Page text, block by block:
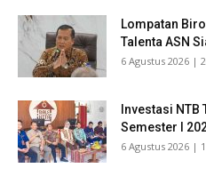
Lompatan
Talenta ASN
​6 Agustus 2026 |
Investasi
Semester I
​6 Agustus 2026 |